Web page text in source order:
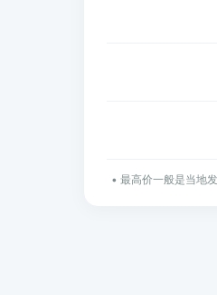
• 最高价一般是当地